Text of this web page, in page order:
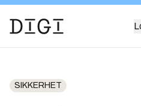
SIKKERHET